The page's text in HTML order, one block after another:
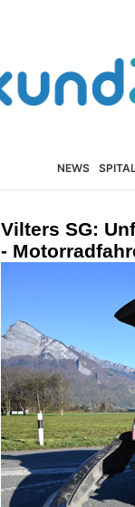
NEWS
Vilters SG:
-